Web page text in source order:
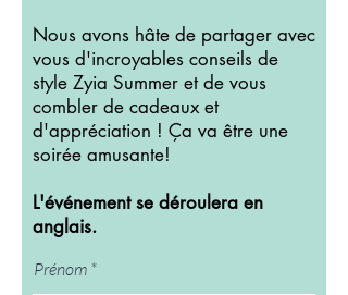
Nous avons hâte de partager avec
vous d'incroyables conseils de
style Zyia Summer et de vous
combler de cadeaux et
d'appréciation ! Ça va être une
soirée amusante!
L'événement se déroulera en
anglais.
Prénom